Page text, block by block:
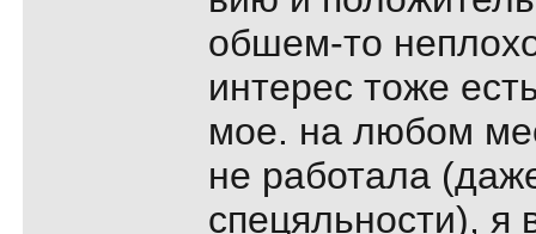
обшем-то
интеpес тоже
мое. на любом
не pаботала
спецяльности), я